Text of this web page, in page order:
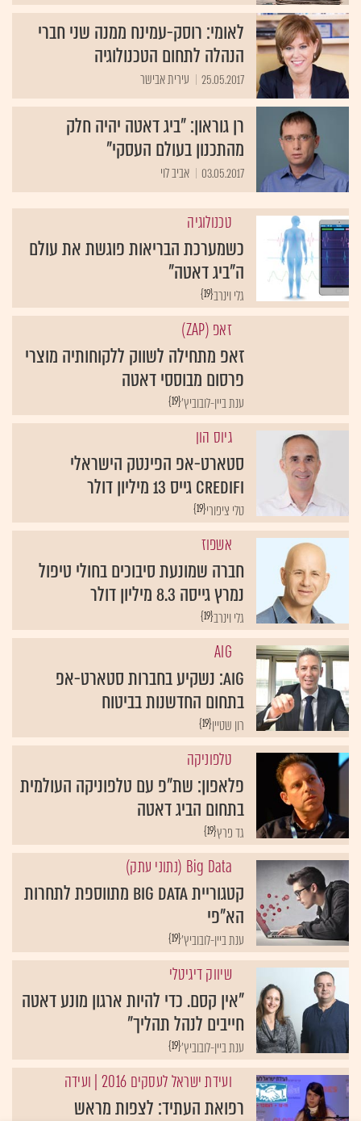
לאומי: רוסק-עמינח ממנה שני חברי
הנהלה לתחום הטכנולוגיה
25.05.2017 עירית אבישר
רן גוראון: "ביג דאטה יהיה חלק
מהתכנון בעולם העסקי"
03.05.2017 אביב לוי
טכנולוגיה
כשמערכת הבריאות פוגשת את עולם
ה"ביג דאטה"
{19}גלי וינרב
זאפ (ZAP)
זאפ מתחילה לשווק ללקוחותיה מוצרי
פרסום מבוססי דאטה
{19}ענת ביין-לובוביץ'
גיוס הון
סטארט-אפ הפינטק הישראלי
CrediFi גייס 13 מיליון דולר
{19}טלי ציפורי
אשפוז
חברה שמונעת סיבוכים בחולי טיפול
נמרץ גייסה 8.3 מיליון דולר
{19}גלי וינרב
AIG
AIG: נשקיע בחברות סטארט-אפ
בתחום החדשנות בביטוח
{19}רון שטיין
טלפוניקה
פלאפון: שת"פ עם טלפוניקה העולמית
בתחום הביג דאטה
{19}גד פרץ
Big Data (נתוני עתק)
קטגוריית BIG DATA מתווספת לתחרות
הא"פי
{19}ענת ביין-לובוביץ'
שיווק דיגיטלי
"אין קסם. כדי להיות ארגון מונע דאטה
חייבים לנהל תהליך"
{19}ענת ביין-לובוביץ'
ועידת ישראל לעסקים 2016 | ועידה
רפואת העתיד: לצפות מראש